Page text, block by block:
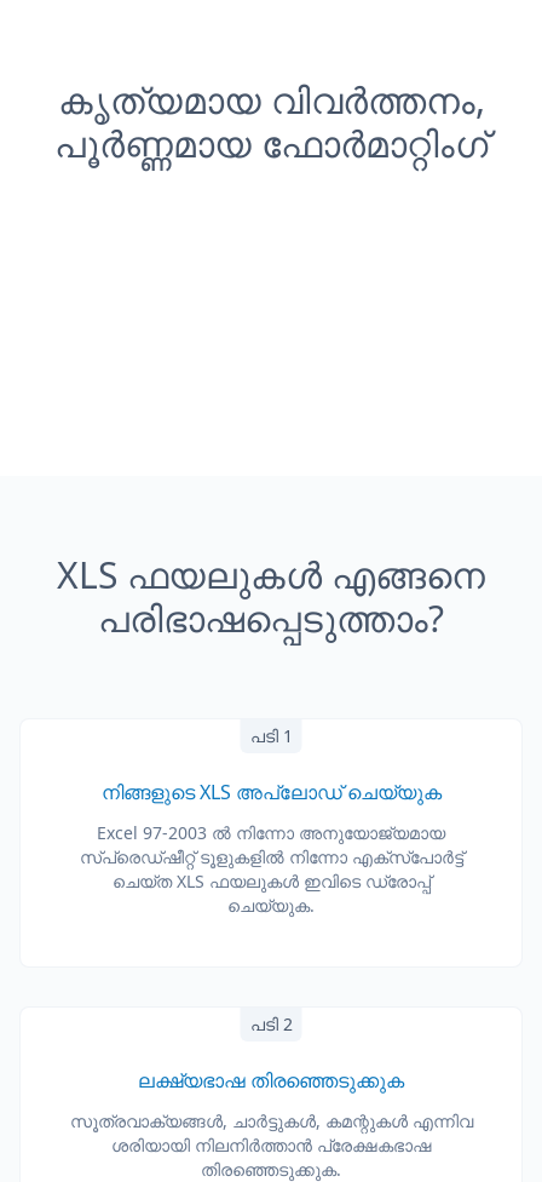
കൃത്യമായ വിവർത്തനം,
പൂർണ്ണമായ ഫോർമാറ്റിംഗ്
XLS ഫയലുകൾ എങ്ങനെ
പരിഭാഷപ്പെടുത്താം?
പടി 1
നിങ്ങളുടെ XLS അപ്‌ലോഡ് ചെയ്യുക
Excel 97-2003 ല്‍ നിന്നോ അനുയോജ്യമായ
സ്പ്രെഡ്ഷീറ്റ് ടൂളുകളിൽ നിന്നോ എക്സ്പോർട്ട്
ചെയ്ത XLS ഫയലുകൾ ഇവിടെ ഡ്രോപ്പ്
ചെയ്യുക.
പടി 2
ലക്ഷ്യഭാഷ തിരഞ്ഞെടുക്കുക
സൂത്രവാക്യങ്ങൾ, ചാർട്ടുകൾ, കമന്റുകൾ എന്നിവ
ശരിയായി നിലനിർത്താൻ പ്രേക്ഷകഭാഷ
തിരഞ്ഞെടുക്കുക.